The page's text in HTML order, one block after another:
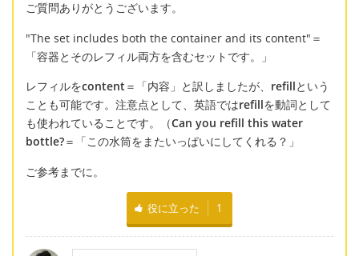
ご質問ありがとうございます。
"The set includes both the container and its content"＝
「容器とそのレフィル両方を含むセットです。」
レフィルをcontent ＝「内容」と訳しましたが、 refillという
ことも可能です。注意点として、英語ではrefillを動詞として
も使われていることです。（Can you refill this water
bottle?＝「この水筒をまたいっぱいにしてくれる？」
ご参考までに。
役に立った 1